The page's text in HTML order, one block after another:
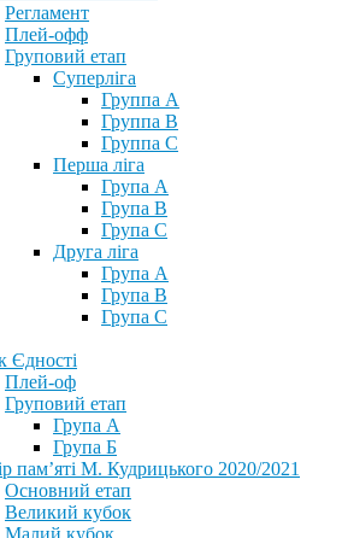
Регламент
Плей-офф
Груповий етап
Суперліга
Группа A
Группа B
Группа C
Перша ліга
Група A
Група B
Група C
Друга ліга
Група A
Група B
Група C
Єдності
Плей-оф
Груповий етап
Група А
Група Б
пам’яті М. Кудрицького 2020/2021
Основний етап
Великий кубок
Малий кубок